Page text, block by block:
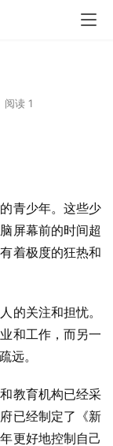
阅读 1
青少年。这些少
屏幕前的时间超
着极度的狂热和
的关注和担忧。
和工作，而另一
远。
教育机构已经采
已经制定了《新
更好地控制自己